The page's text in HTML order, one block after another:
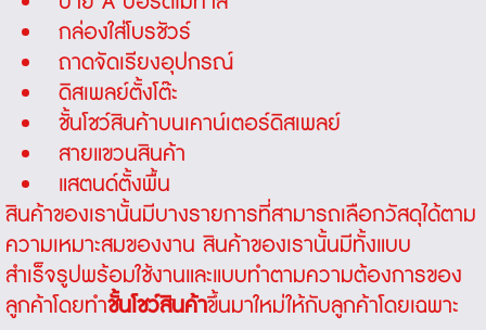
กล่องใส่โบรชัวร์
ถาดจัดเรียงอุปกรณ์
ดิสเพลย์ตั้งโต๊ะ
ชั้นโชว์สินค้าบนเคาน์เตอร์ดิสเพลย์
สายแขวนสินค้า
แสตนด์ตั้งพื้น
สินค้าของเรานั้นมีบางรายการที่สามารถเลือกวัสดุได้ตาม
ความเหมาะสมของงาน สินค้าของเรานั้นมีทั้งแบบ
สำเร็จรูปพร้อมใช้งานและแบบทำตามความต้องการของ
ลูกค้าโดยทำชั้นโชว์สินค้าขึ้นมาใหม่ให้กับลูกค้าโดยเฉพาะ